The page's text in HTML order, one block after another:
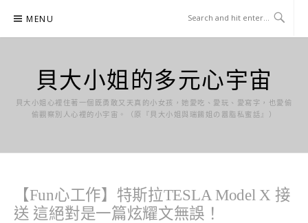
content
MENU
貝大小姐的多元心宇宙
貝大小姐心裡住著一個既勇敢又天真的小女孩，她愛吃、愛玩、愛寫字，也愛偷
偷觀察別人心裡的小宇宙。（原『貝大小姐與瑞餚姐の囂脂私蜜話』）
【Fun心工作】特斯拉TESLA Model X 接
送 這絕對是一篇炫耀文無誤！